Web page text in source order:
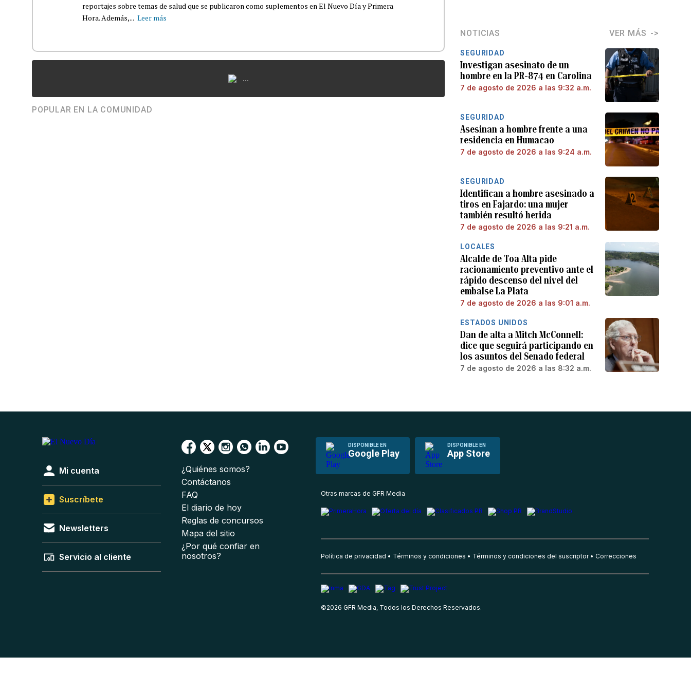
reportajes sobre temas de salud que se publicaron como suplementos en El Nuevo Día y Primera
Hora. Además,... Leer más
...
POPULAR EN LA COMUNIDAD
NOTICIAS VER MÁS
SEGURIDAD
Investigan asesinato de un
hombre en la PR-874 en Carolina
7 de agosto de 2026 a las 9:32 a.m.
SEGURIDAD
Asesinan a hombre frente a una
residencia en Humacao
7 de agosto de 2026 a las 9:24 a.m.
SEGURIDAD
Identifican a hombre asesinado a
tiros en Fajardo: una mujer
también resultó herida
7 de agosto de 2026 a las 9:21 a.m.
LOCALES
Alcalde de Toa Alta pide
racionamiento preventivo ante el
rápido descenso del nivel del
embalse La Plata
7 de agosto de 2026 a las 9:01 a.m.
ESTADOS UNIDOS
Dan de alta a Mitch McConnell:
dice que seguirá participando en
los asuntos del Senado federal
7 de agosto de 2026 a las 8:32 a.m.
DISPONIBLE EN
Google Play
DISPONIBLE EN
App Store
Mi cuenta
Suscríbete
Newsletters
Servicio al cliente
¿Quiénes somos?
Contáctanos
FAQ
El diario de hoy
Reglas de concursos
Mapa del sitio
¿Por qué confiar en
nosotros?
Otras marcas de GFR Media
Política de privacidad Términos y condiciones Términos y condiciones del suscriptor Correcciones
©2026 GFR Media, Todos los Derechos Reservados.